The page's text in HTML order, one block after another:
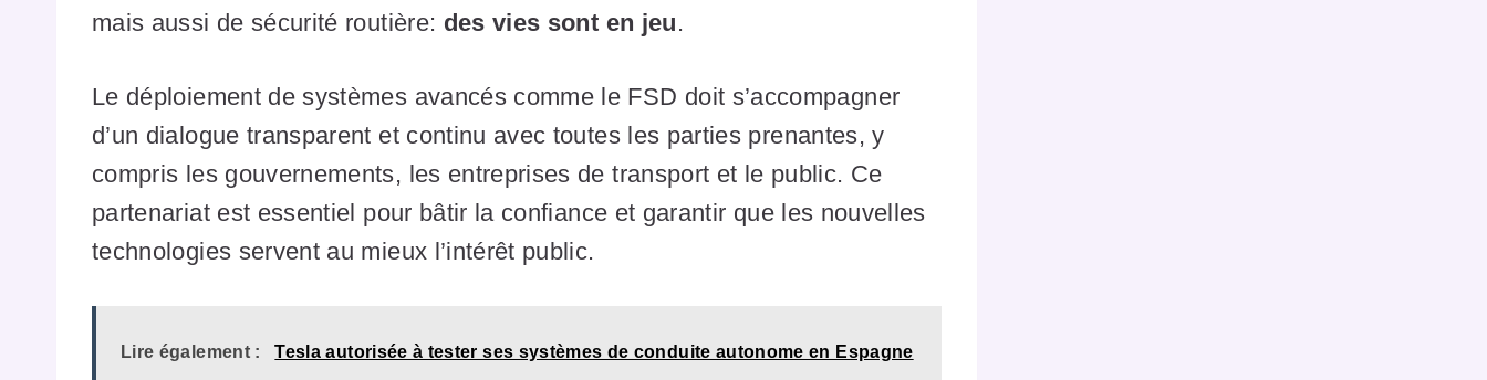
mais aussi de sécurité routière: des vies sont en jeu.
Le déploiement de systèmes avancés comme le FSD doit s’accompagner
d’un dialogue transparent et continu avec toutes les parties prenantes, y
compris les gouvernements, les entreprises de transport et le public. Ce
partenariat est essentiel pour bâtir la confiance et garantir que les nouvelles
technologies servent au mieux l’intérêt public.
Lire également : Tesla autorisée à tester ses systèmes de conduite autonome en Espagne